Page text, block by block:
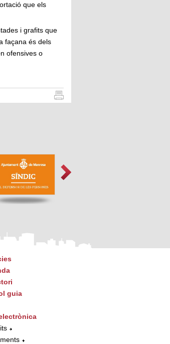
que els
i grafits que
façana és dels
ofensives o
guia